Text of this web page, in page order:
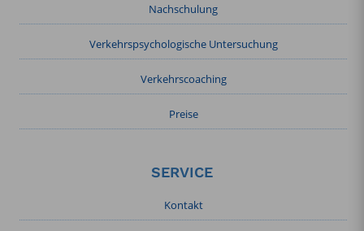
Nachschulung
Verkehrspsychologische Untersuchung
Verkehrscoaching
Preise
SERVICE
Kontakt